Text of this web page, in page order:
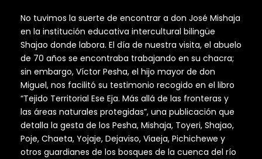
No tuvimos la suerte de encontrar a don José Mishaja
en la institución educativa intercultural bilingüe
Shajao donde labora. El día de nuestra visita, el abuelo
de 70 años se encontraba trabajando en su chacra;
sin embargo, Víctor Pesha, el hijo mayor de don
Miguel, nos facilitó su testimonio recogido en el libro
“Tejido Territorial Ese Eja. Más allá de las fronteras y
las áreas naturales protegidas”, una publicación que
detalla la gesta de los Pesha, Mishaja, Toyeri, Shajao,
Poje, Chaeta, Yojaje, Dejaviso, Viaeja, Pichichewe y
otros guardianes de los bosques de la cuenca del río